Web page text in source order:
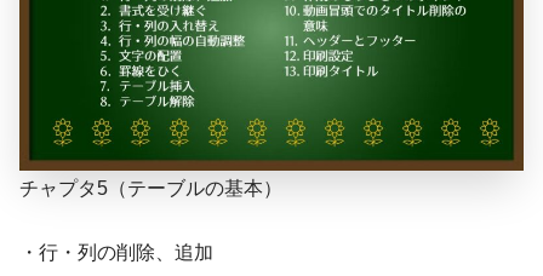
チャプタ5（テーブルの基本）
・行・列の削除、追加